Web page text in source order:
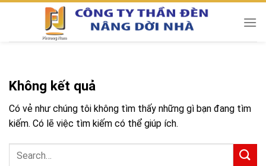
Chuyển
Không kết quả
Có vẻ như chúng tôi không tìm thấy những gì bạn đang tìm
kiếm. Có lẽ việc tìm kiếm có thể giúp ích.